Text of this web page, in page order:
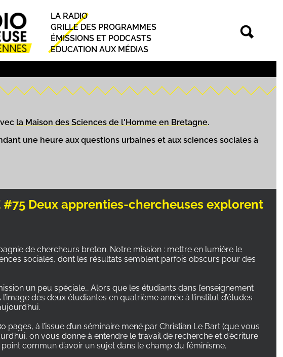
Principal
LA RADIO
GRILLE DES PROGRAMMES
ÉMISSIONS ET PODCASTS
EDUCATION AUX MÉDIAS
la Maison des Sciences de l'Homme en Bretagne.
une heure aux questions urbaines et aux sciences sociales à
#75 Deux apprenties-chercheuses explorent
de chercheurs breton. Notre mission : mettre en lumière le
sociales, dont les résultats semblent parfois obscurs pour des
un peu spéciale… Alors que les étudiants dans l’enseignement
des deux étudiantes en quatrième année à l’institut d’études
à l’issue d’un séminaire mené par Christian Le Bart (que vous
on vous donne à entendre le travail de recherche et d’écriture
commun d’avoir un sujet dans le champ du féminisme.